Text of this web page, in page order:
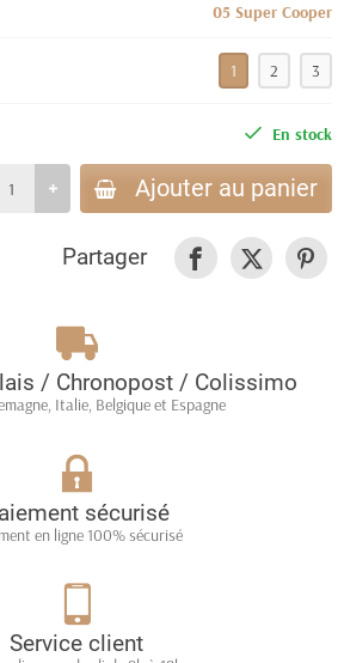
05 Super Cooper
1 2 3
En stock
Ajouter au panier
Partager
/ Chronopost / Colissimo
Italie, Belgique et Espagne
sécurisé
en ligne 100% sécurisé
Service client